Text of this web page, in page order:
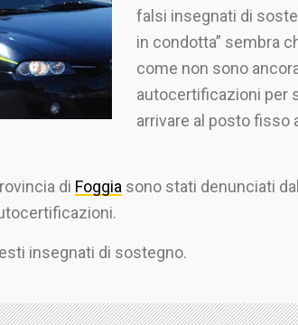
falsi insegnati di
in condotta” sembra
come non sono
autocertificazioni per
arrivare al posto fisso
di Foggia sono stati denunciati
insegnati di sostegno.